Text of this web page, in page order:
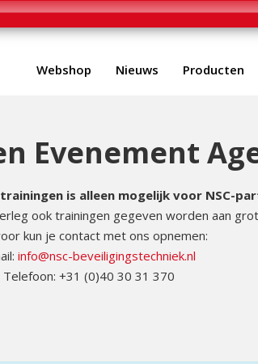
Webshop Nieuws Producten
Evenement
is alleen mogelijk voor NSC-
ook trainingen gegeven worden aan
kun je contact met ons opnemen:
info@nsc-beveiligingstechniek.nl
Telefoon: +31 (0)40 30 31 370